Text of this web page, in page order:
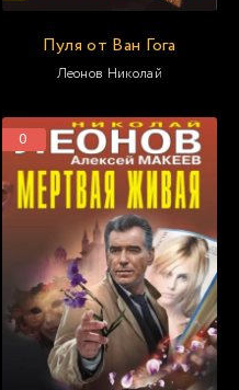
Пуля от Ван Гога
Леонов Николай
0